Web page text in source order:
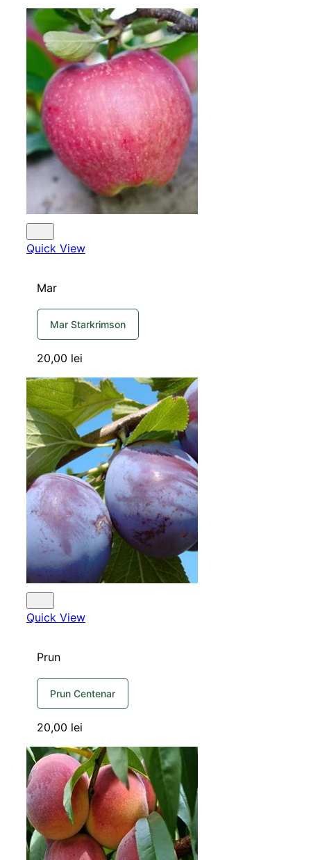
Quick View
Mar
Mar Starkrimson
20,00 lei
Quick View
Prun
Prun Centenar
20,00 lei